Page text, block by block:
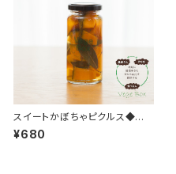
スイートかぼちゃピクルス◆おう
ちごはん＊ギフト
¥680